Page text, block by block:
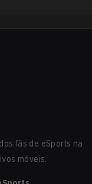
fãs de eSports na
móveis.